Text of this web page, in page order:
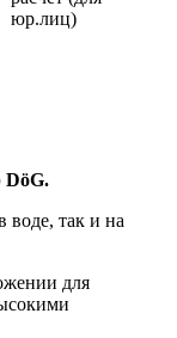
юр.лиц)
DöG.
воде, так и на
для